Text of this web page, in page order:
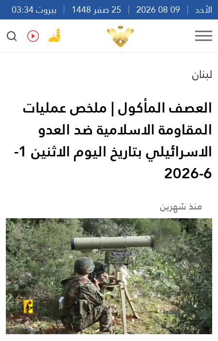
الأحد
بيروت 03:34
Ar
En Fr Es
لبنان
العصف المأكول | ملخص عمليات
المقاومة الاسلامية ضد العدو
الاسرائيلي بتاريخ اليوم الاثنين 1-
6-2026
منذ شهرين